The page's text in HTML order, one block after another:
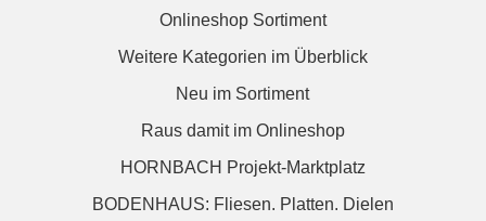
Onlineshop Sortiment
Weitere Kategorien im Überblick
Neu im Sortiment
Raus damit im Onlineshop
HORNBACH Projekt-Marktplatz
BODENHAUS: Fliesen. Platten. Dielen